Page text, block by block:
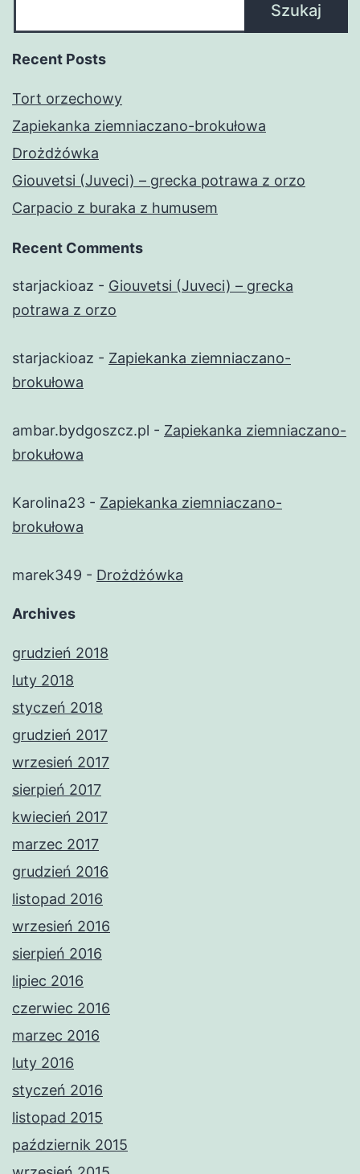
Szukaj
Recent Posts
Tort orzechowy
Zapiekanka ziemniaczano-brokułowa
Drożdżówka
Giouvetsi (Juveci) – grecka potrawa z orzo
Carpacio z buraka z humusem
Recent Comments
starjackioaz - Giouvetsi (Juveci) – grecka
potrawa z orzo
starjackioaz - Zapiekanka ziemniaczano-
brokułowa
ambar.bydgoszcz.pl - Zapiekanka ziemniaczano-
brokułowa
Karolina23 - Zapiekanka ziemniaczano-
brokułowa
marek349 - Drożdżówka
Archives
grudzień 2018
luty 2018
styczeń 2018
grudzień 2017
wrzesień 2017
sierpień 2017
kwiecień 2017
marzec 2017
grudzień 2016
listopad 2016
wrzesień 2016
sierpień 2016
lipiec 2016
czerwiec 2016
marzec 2016
luty 2016
styczeń 2016
listopad 2015
październik 2015